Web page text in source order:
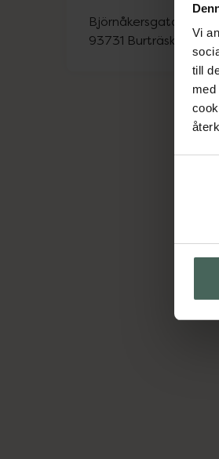
Vi
till
Björnåkersgatan 8
93731 Burträsk